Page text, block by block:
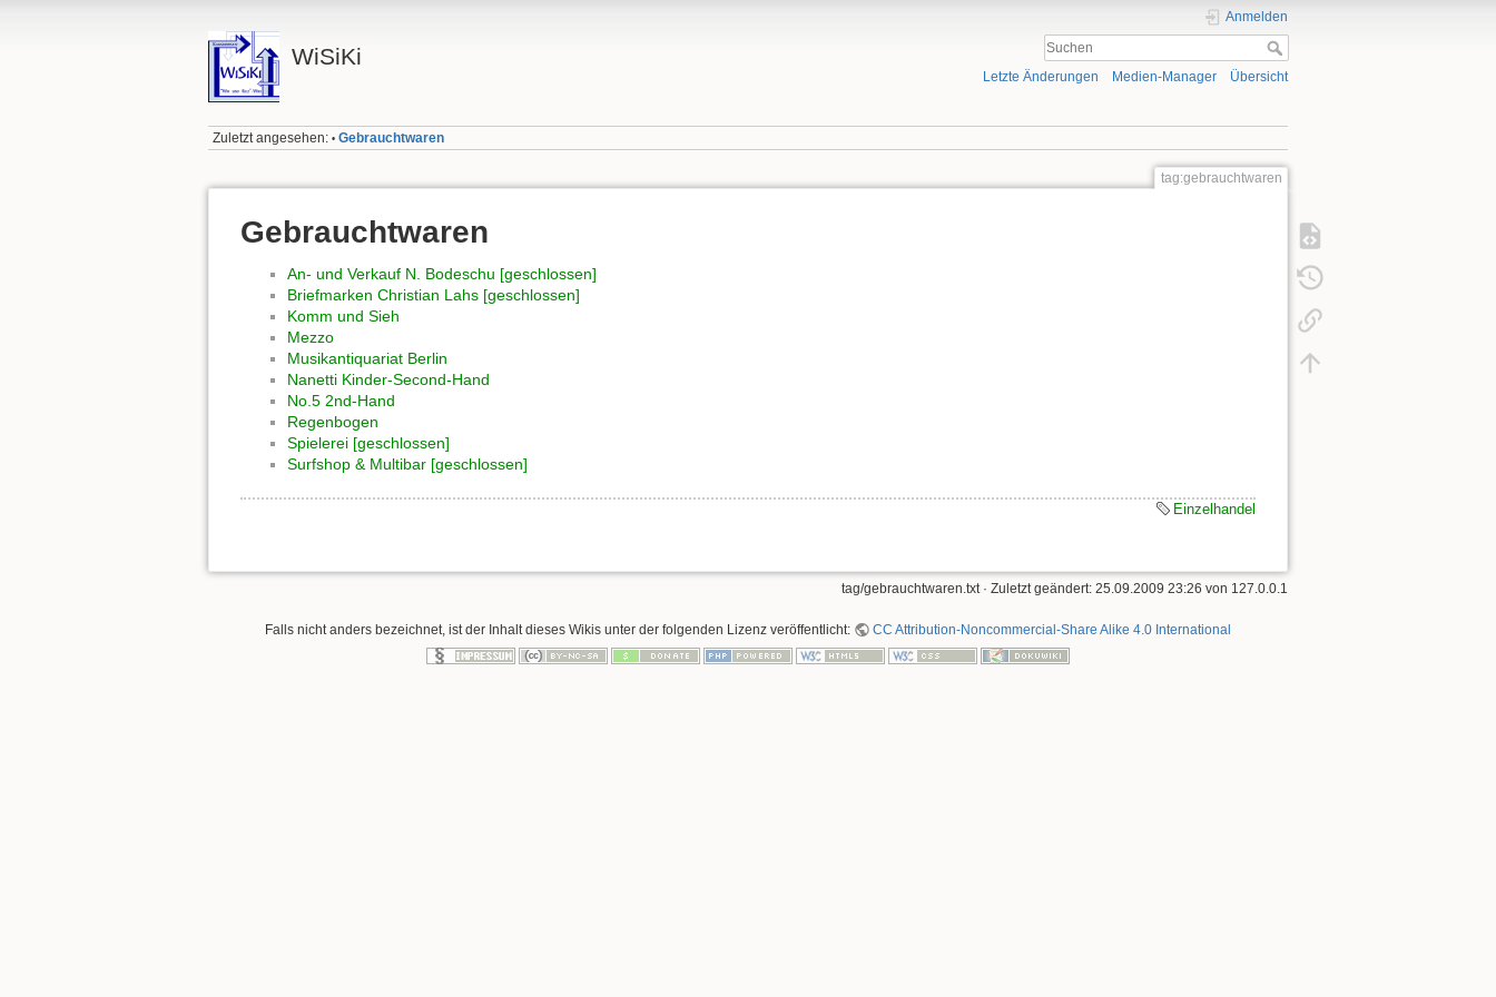
WiSiKi
Anmelden
Letzte Änderungen Medien-Manager Übersicht
Zuletzt angesehen: • Gebrauchtwaren
tag:gebrauchtwaren
Gebrauchtwaren
An- und Verkauf N. Bodeschu [geschlossen]
Briefmarken Christian Lahs [geschlossen]
Komm und Sieh
Mezzo
Musikantiquariat Berlin
Nanetti Kinder-Second-Hand
No.5 2nd-Hand
Regenbogen
Spielerei [geschlossen]
Surfshop & Multibar [geschlossen]
Einzelhandel
tag/gebrauchtwaren.txt· Zuletzt geändert: 25.09.2009 23:26 von 127.0.0.1
Falls nicht anders bezeichnet, ist der Inhalt dieses Wikis unter der folgenden Lizenz veröffentlicht: CC Attribution-Noncommercial-Share Alike 4.0 International